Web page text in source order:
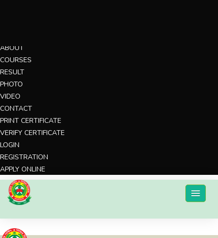
ABOUT
COURSES
RESULT
PHOTO
VIDEO
CONTACT
PRINT CERTIFICATE
VERIFY CERTIFICATE
LOGIN
REGISTRATION
APPLY ONLINE